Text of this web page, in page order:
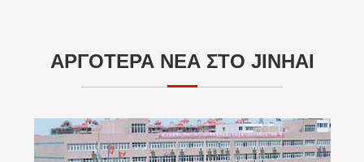
ΑΡΓΟΤΕΡΑ ΝΕΑ ΣΤΟ JINHAI